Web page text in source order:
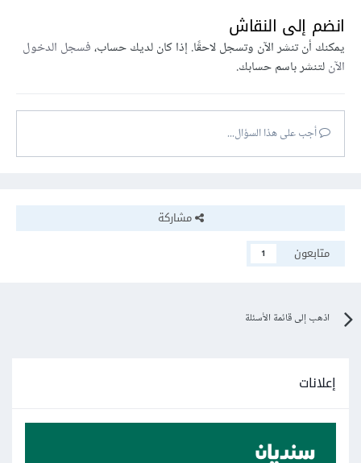
انضم إلى النقاش
يمكنك أن تنشر الآن وتسجل لاحقًا. إذا كان لديك حساب،فسجل الدخول
الآنلتنشر باسم حسابك.
أجب على هذا السؤال...
مشاركة
متابعون
1
اذهب إلى قائمة الأسئلة
إعلانات